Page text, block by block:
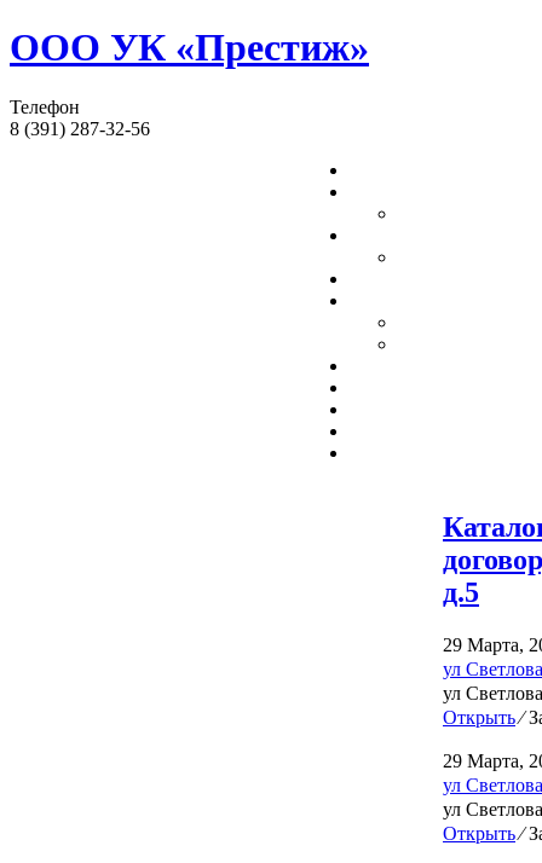
ООО УК «Престиж»
Телефон
8 (391) 287-32-56
д.5
29 Марта,
ул
ул
Открыть ⁄
29 Марта,
ул
ул
Открыть ⁄